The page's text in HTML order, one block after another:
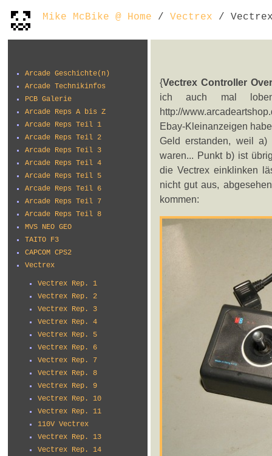
Mike McBike @ Home / Vectrex /
Arcade Geschichte(n)
Arcade Technikinfos
PCB Galerie
Arcade Reps A bis Z
Arcade Reps Teil 1
Arcade Reps Teil 2
Arcade Reps Teil 3
Arcade Reps Teil 4
Arcade Reps Teil 5
Arcade Reps Teil 6
Arcade Reps Teil 7
Arcade Reps Teil 8
MVS NEO GEO
TAITO F3
CAPCOM CPS2
Vectrex
Vectrex Rep. 1
Vectrex Rep. 2
Vectrex Rep. 3
Vectrex Rep. 4
Vectrex Rep. 5
Vectrex Rep. 6
Vectrex Rep. 7
Vectrex Rep. 8
Vectrex Rep. 9
Vectrex Rep. 10
Vectrex Rep. 11
110V Vectrex
Vectrex Rep. 13
Vectrex Rep. 14
{Vectrex Controller
ich auch mal
http://
Ebay-Kleinanzeigen
Geld erstanden, weil
waren... Punkt b) ist
die Vectrex einklinken
nicht gut aus,
kommen: